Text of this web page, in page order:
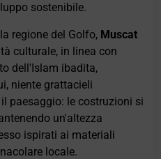
sostenibile.
regione del Golfo, Muscat
culturale, in linea con
dell'Islam ibadita,
niente grattacieli
paesaggio: le costruzioni si
un'altezza
ispirati ai materiali
locale.